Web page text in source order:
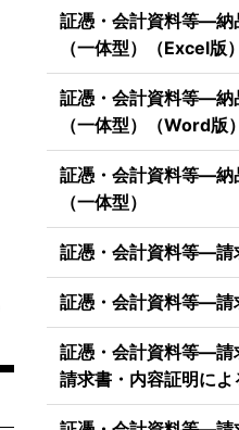
証憑・会計資料等―
（一体型）（Excel版）
証憑・会計資料等―
（一体型）（Word版）
証憑・会計資料等―
（一体型）
証憑・会計資料等―請
証憑・会計資料等―請
証憑・会計資料等―
請求書・内容証明によ